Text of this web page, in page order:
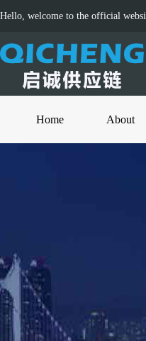
Hello, welcome to the official
Home About